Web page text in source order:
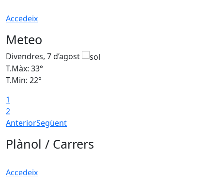
Accedeix
Meteo
Divendres, 7 d’agost
T.Màx: 33°
T.Min: 22°
1
2
AnteriorSegüent
Plànol / Carrers
Accedeix